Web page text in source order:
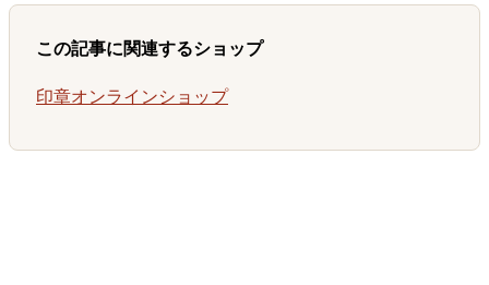
この記事に関連するショップ
印章オンラインショップ